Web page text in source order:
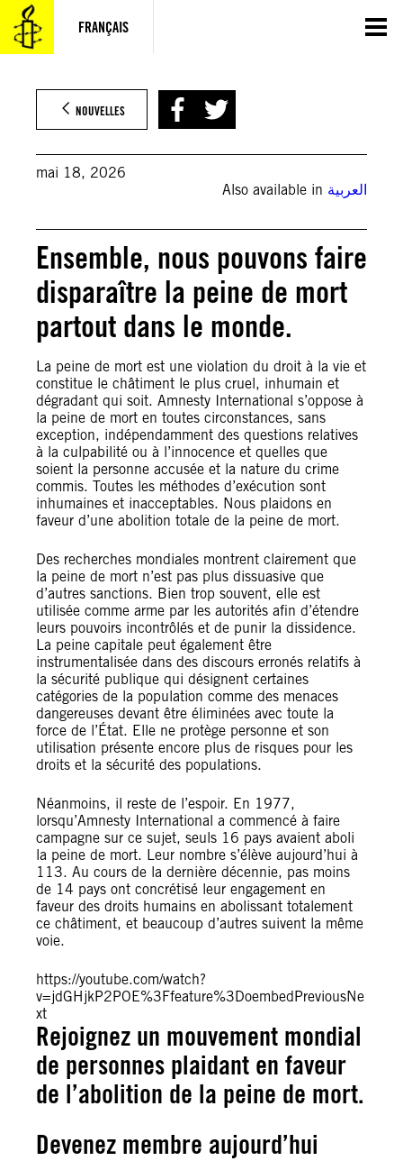
FRANÇAIS
Aller
au
contenu
NOUVELLES
mai 18, 2026
Also available in العربية
Ensemble, nous pouvons faire
disparaître la peine de mort
partout dans le monde.
La peine de mort est une violation du droit à la vie et
constitue le châtiment le plus cruel, inhumain et
dégradant qui soit. Amnesty International s’oppose à
la peine de mort en toutes circonstances, sans
exception, indépendamment des questions relatives
à la culpabilité ou à l’innocence et quelles que
soient la personne accusée et la nature du crime
commis. Toutes les méthodes d’exécution sont
inhumaines et inacceptables. Nous plaidons en
faveur d’une abolition totale de la peine de mort.
Des recherches mondiales montrent clairement que
la peine de mort n’est pas plus dissuasive que
d’autres sanctions. Bien trop souvent, elle est
utilisée comme arme par les autorités afin d’étendre
leurs pouvoirs incontrôlés et de punir la dissidence.
La peine capitale peut également être
instrumentalisée dans des discours erronés relatifs à
la sécurité publique qui désignent certaines
catégories de la population comme des menaces
dangereuses devant être éliminées avec toute la
force de l’État. Elle ne protège personne et son
utilisation présente encore plus de risques pour les
droits et la sécurité des populations.
Néanmoins, il reste de l’espoir. En 1977,
lorsqu’Amnesty International a commencé à faire
campagne sur ce sujet, seuls 16 pays avaient aboli
la peine de mort. Leur nombre s’élève aujourd’hui à
113. Au cours de la dernière décennie, pas moins
de 14 pays ont concrétisé leur engagement en
faveur des droits humains en abolissant totalement
ce châtiment, et beaucoup d’autres suivent la même
voie.
https://youtube.com/watch?
v=jdGHjkP2POE%3Ffeature%3DoembedPreviousNe
xt
Rejoignez un mouvement mondial
de personnes plaidant en faveur
de l’abolition de la peine de mort.
Devenez membre aujourd’hui